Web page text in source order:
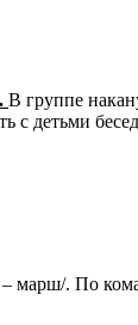
В группе
с детьми
марш/. По